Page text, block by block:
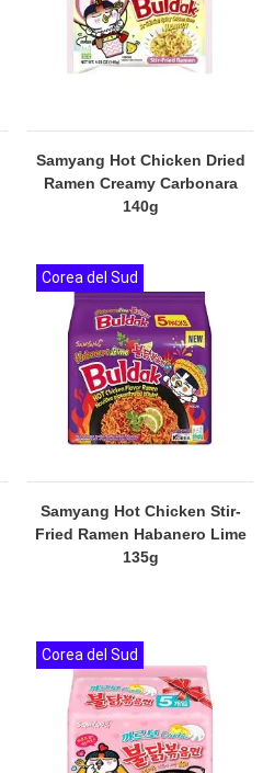
Samyang Hot Chicken Dried
Ramen Creamy Carbonara
140g
Samyang Hot Chicken Stir-
Fried Ramen Habanero Lime
135g
Corea del Sud
Corea del Sud